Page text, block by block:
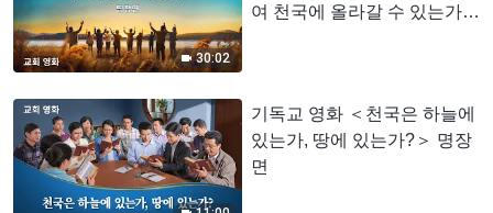
30:02
여 천국에 올라갈 수 있는가?
기독교 영화 ＜천국은 하늘에
있는가, 땅에 있는가?＞ 명장
면